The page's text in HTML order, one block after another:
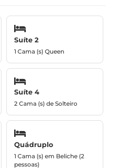
Suíte 2
1 Cama (s) Queen
Suíte 4
2 Cama (s) de Solteiro
Quádruplo
1 Cama (s) em Beliche (2
pessoas)